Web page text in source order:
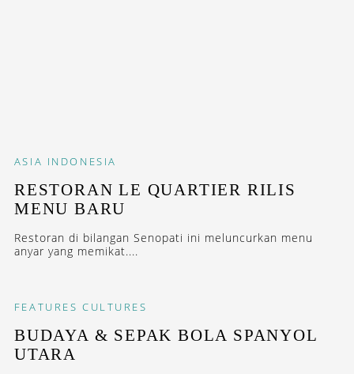
ASIA INDONESIA
RESTORAN LE QUARTIER RILIS
MENU BARU
Restoran di bilangan Senopati ini meluncurkan menu
anyar yang memikat....
FEATURES CULTURES
BUDAYA & SEPAK BOLA SPANYOL
UTARA